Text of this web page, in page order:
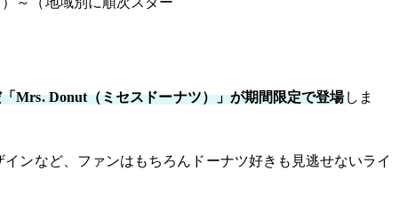
Mrs. Donut（ミセスドーナツ）」が期間限定で登場しま
ンなど、ファンはもちろんドーナツ好きも見逃せないライ